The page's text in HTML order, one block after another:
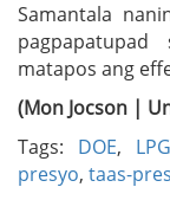
Samantala
matapos ang
(Mon Jocson |
Tags: DOE, LPG
presyo, taas-